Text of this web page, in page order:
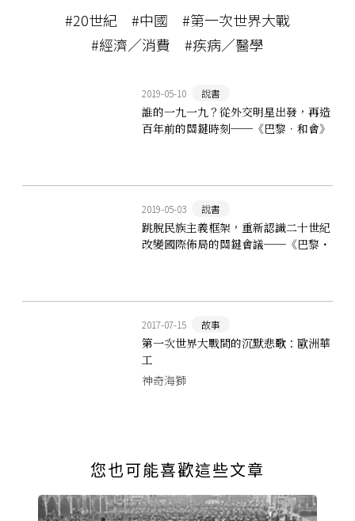
#20世紀 #中國
#第一次世界大戰
#經濟／消費
#疾病／醫學
2019-05-10 說書
誰的一九一九？從外交明星出發，再造
百年前的關鍵時刻──《巴黎．和會》
2019-05-03 說書
跳脫民族主義框架，重新認識二十世紀
改變國際佈局的關鍵會議──《巴黎・
2017-07-15 故事
第一次世界大戰間的沉默悲歌：歐洲華
工
神奇海獅
您也可能喜歡這些文章